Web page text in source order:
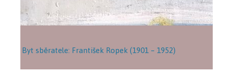
Byt sběratele: František Ropek (1901 – 1952)